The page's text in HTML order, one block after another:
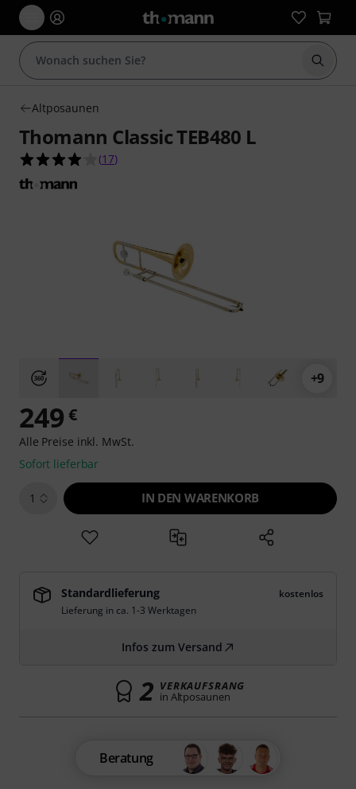
Suche
Altposaunen
Thomann Classic TEB480 L
4.1 von 5 Sternen aus 17 Kundenbewertungen
(17)
+9
249 €
Alle Preise inkl. MwSt.
Sofort lieferbar
1 IN DEN WARENKORB
Standardlieferung
kostenlos
Lieferung in ca. 1-3 Werktagen
Infos zum Versand
2 VERKAUFSRANG
in Altposaunen
Beratung